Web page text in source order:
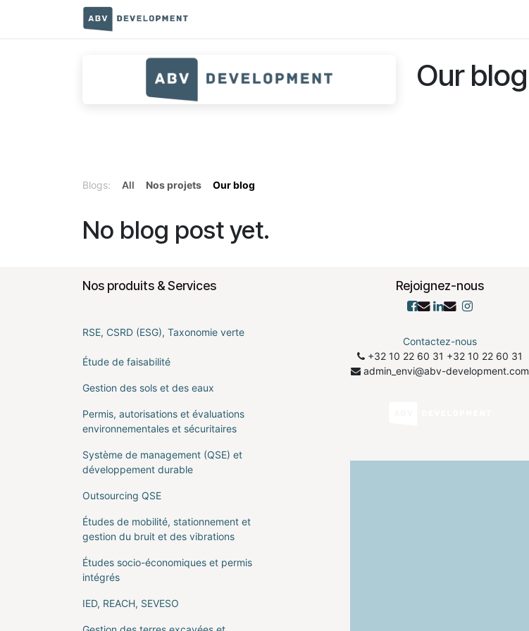
Our blog
Blogs: All Nos projets Our blog
No blog post yet.
Nos produits & Services
RSE, CSRD (ESG), Taxonomie verte
Étude de faisabilité
Gestion des sols et des eaux
Permis, autorisations et évaluations
environnementales et sécuritaires
Système de management (QSE) et
développement durable
Outsourcing QSE
Études de mobilité, stationnement et
gestion du bruit et des vibrations
Études socio-économiques et permis
intégrés
IED, REACH, SEVESO
Rejoignez-nous
Contactez-nous
+32 10 22 60 31 ​+32 10 22 60 31
admin_envi@abv-development.com